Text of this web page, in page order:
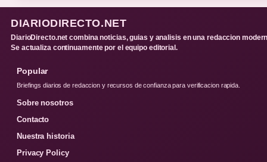
DIARIODIRECTO.NET
DiarioDirecto.net combina noticias, guias y analisis en una redaccion
Se actualiza continuamente por el equipo editorial.
Popular
Briefings diarios de redaccion y recursos de confianza para verificacion rapida.
Sobre nosotros
Contacto
Nuestra historia
Privacy Policy